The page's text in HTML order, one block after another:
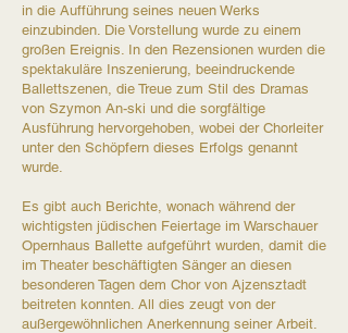
in die Aufführung seines neuen Werks
einzubinden. Die Vorstellung wurde zu einem
großen Ereignis. In den Rezensionen wurden die
spektakuläre Inszenierung, beeindruckende
Ballettszenen, die Treue zum Stil des Dramas
von Szymon An-ski und die sorgfältige
Ausführung hervorgehoben, wobei der Chorleiter
unter den Schöpfern dieses Erfolgs genannt
wurde.​
Es gibt auch Berichte, wonach während der
wichtigsten jüdischen Feiertage im Warschauer
Opernhaus Ballette aufgeführt wurden, damit die
im Theater beschäftigten Sänger an diesen
besonderen Tagen dem Chor von Ajzensztadt
beitreten konnten. All dies zeugt von der
außergewöhnlichen Anerkennung seiner Arbeit.​